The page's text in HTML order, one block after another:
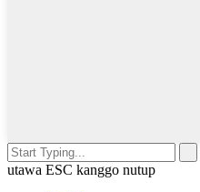
utawa ESC kanggo nutup